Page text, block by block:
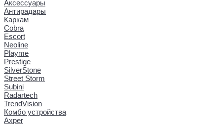
Аксессуары
Антирадары
Каркам
Cobra
Escort
Neoline
Playme
Prestige
SilverStone
Street Storm
Subini
Radartech
TrendVision
Комбо устройства
Axper